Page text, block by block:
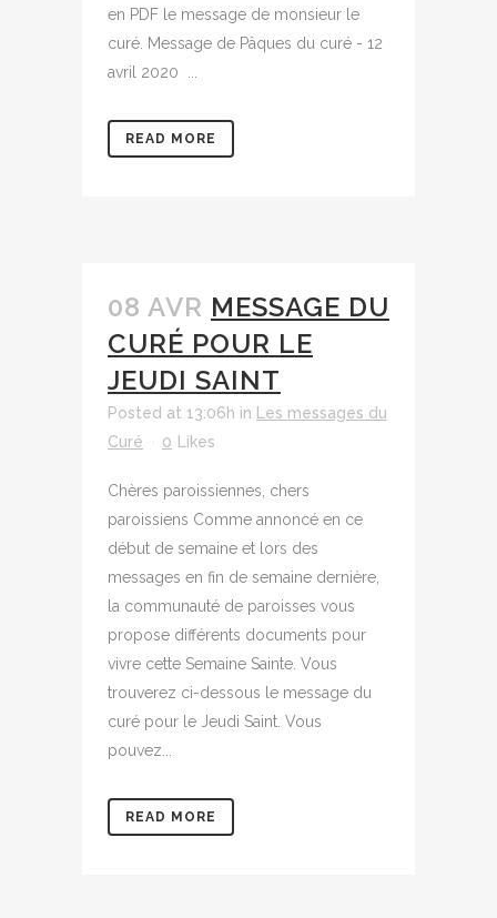
en PDF le message de monsieur le
curé. Message de Pâques du curé - 12
avril 2020 ...
READ MORE
08 AVR MESSAGE DU
CURÉ POUR LE
JEUDI SAINT
Posted at 13:06h in
Les messages du
Curé
0 Likes
Chères paroissiennes, chers
paroissiens Comme annoncé en ce
début de semaine et lors des
messages en fin de semaine dernière,
la communauté de paroisses vous
propose différents documents pour
vivre cette Semaine Sainte. Vous
trouverez ci-dessous le message du
curé pour le Jeudi Saint. Vous
pouvez...
READ MORE